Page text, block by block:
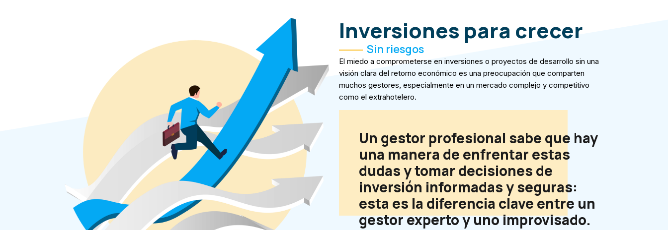
Inversiones para crecer
Sin riesgos
El miedo a comprometerse en inversiones o proyectos de desarrollo sin una
visión clara del retorno económico es una preocupación que comparten
muchos gestores, especialmente en un mercado complejo y competitivo
como el extrahotelero.
Un gestor profesional sabe que hay
una manera de enfrentar estas
dudas y tomar decisiones de
inversión informadas y seguras:
esta es la diferencia clave entre un
gestor experto y uno improvisado.